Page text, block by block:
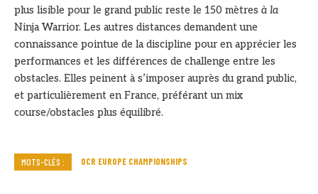
plus lisible pour le grand public reste le 150 mètres à la
Ninja Warrior. Les autres distances demandent une
connaissance pointue de la discipline pour en apprécier les
performances et les différences de challenge entre les
obstacles. Elles peinent à s’imposer auprès du grand public,
et particulièrement en France, préférant un mix
course/obstacles plus équilibré.
MOTS-CLÉS : OCR EUROPE CHAMPIONSHIPS